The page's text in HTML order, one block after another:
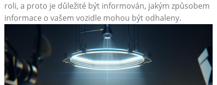
roli, ​a proto je důležité být informován, jakým způsobem
⁣informace o‍ vašem vozidle mohou být odhaleny.